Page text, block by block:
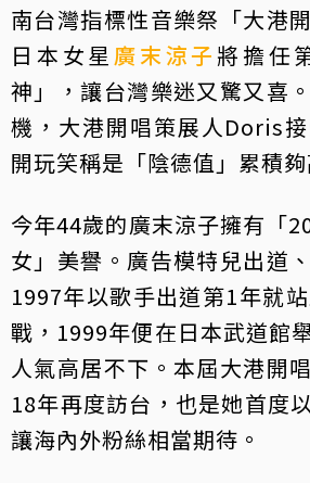
南台灣指標性音樂祭「大港
日本女星 廣末涼子將擔任
神」，讓台灣樂迷又驚又喜
機，大港開唱策展人Doris
開玩笑稱是「陰德值」累積夠
今年44歲的廣末涼子擁有「
女」美譽。廣告模特兒出道
1997年以歌手出道第1年就
戰，1999年便在日本武道館
人氣高居不下。本屆大港開
18年再度訪台，也是她首度
讓海內外粉絲相當期待。